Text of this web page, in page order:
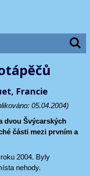
Francie
05.04.2004)
dvou Švýcarských
části mezi prvním a
2004. Byly
nehody.